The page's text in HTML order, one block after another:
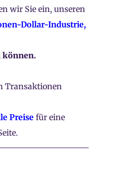
wir Sie ein, unseren
Dollar-Industrie,
können.
Transaktionen
Preisefür eine